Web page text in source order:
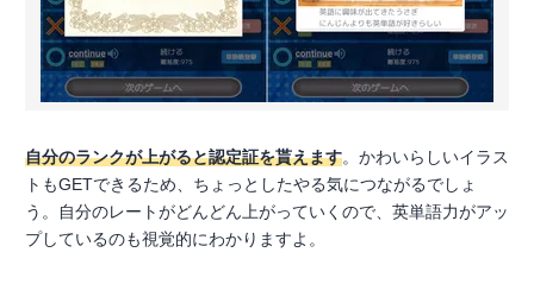
自分のランクが上がると認定証を貰えます。かわいらしいイラス
トもGETできるため、ちょっとしたやる気につながるでしょ
う。自分のレートがどんどん上がっていくので、英単語力がアッ
プしているのも視覚的にわかりますよ。